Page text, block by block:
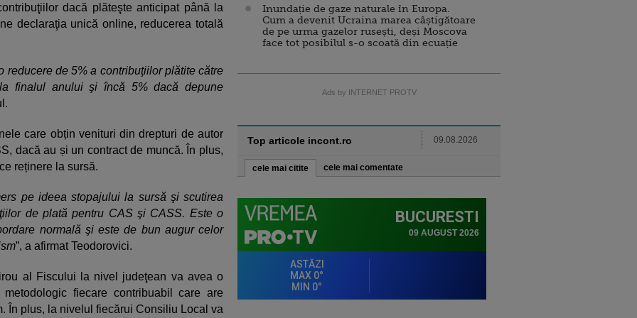
dacă plăteşte anticipat până la
declaraţia unică online, reducerea totală
reducere de 5% a contribuţiilor plătite către
finalul anului şi încă 5% dacă depune
care obțin venituri din drepturi de autor
dacă au și un contract de muncă. În plus,
reținere la sursă.
pe ideea stopajului la sursă şi scutirea
de plată pentru CAS şi CASS. Este o
normală şi este de bun augur celor
”, a afirmat Teodorovici.
al Fiscului la nivel judeţean va avea o
fiecare contribuabil care are
În plus, la nivelul fiecărui Consiliu Local va
Inundație de gaze naturale în Europa.
Cum a devenit Ucraina marea câștigătoare
de pe urma gazelor rusești, deși Moscova
face tot posibilul s-o scoată din ecuație
Ads by INTERNET PROTV
Top articole incont.ro 09.08.2026
cele mai citite cele mai comentate